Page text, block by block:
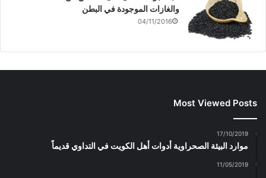
ة
ج
د
ي
د
)
د
ة
)
ي
د
ة
و«الجواز الإلكتروني» خلال
عطلة الأعياد الوطنية
والغازات الموجودة في البطن
04/11/2016
Most Viewed Posts
17/10/2019
موارد البيئة الصحراوية أدوات أهل الكويت في التداوي قديماً
11/05/2019